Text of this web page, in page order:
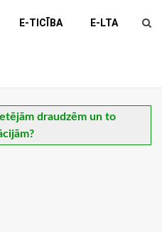
E-TICĪBA E-LTA
draudzēm un to